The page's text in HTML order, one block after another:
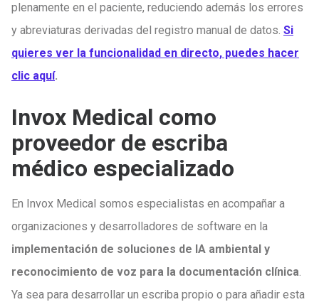
plenamente en el paciente, reduciendo además los errores
y abreviaturas derivadas del registro manual de datos. Si
quieres ver la funcionalidad en directo, puedes hacer
clic aquí.
Invox Medical como
proveedor de escriba
médico especializado
En Invox Medical somos especialistas en acompañar a
organizaciones y desarrolladores de software en la
implementación de soluciones de IA ambiental y
reconocimiento de voz para la documentación clínica.
Ya sea para desarrollar un escriba propio o para añadir esta